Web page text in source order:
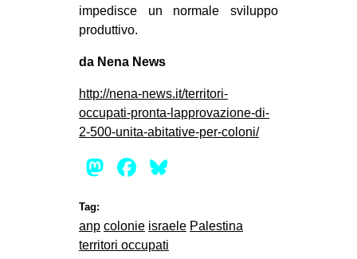
impedisce un normale sviluppo
produttivo.
da Nena News
http://nena-news.it/territori-
occupati-pronta-lapprovazione-di-
2-500-unita-abitative-per-coloni/
Mastodon
Facebook
Tag:
anp colonie israele Palestina
territori occupati